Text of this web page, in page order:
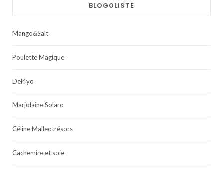
BLOGOLISTE
Mango&Salt
Poulette Magique
Del4yo
Marjolaine Solaro
Céline Malleotrésors
Cachemire et soie